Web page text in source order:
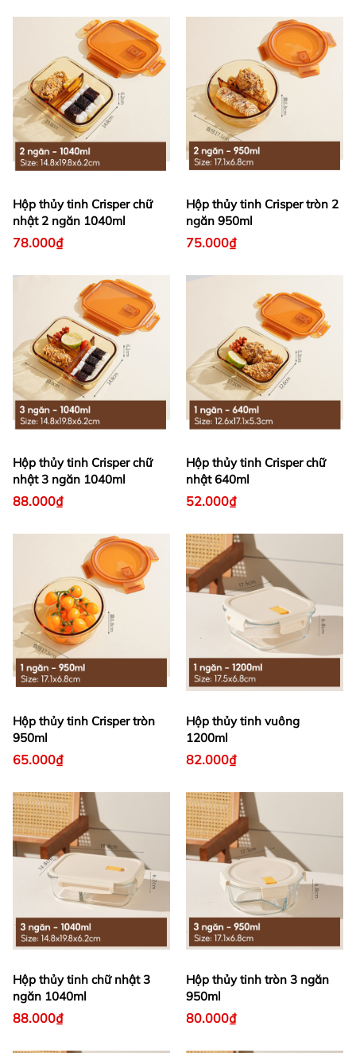
Hộp thủy tinh Crisper chữ
nhật 2 ngăn 1040ml
78.000₫
Hộp thủy tinh Crisper tròn 2
ngăn 950ml
75.000₫
Hộp thủy tinh Crisper chữ
nhật 3 ngăn 1040ml
88.000₫
Hộp thủy tinh Crisper chữ
nhật 640ml
52.000₫
Hộp thủy tinh Crisper tròn
950ml
65.000₫
Hộp thủy tinh vuông
1200ml
82.000₫
Hộp thủy tinh chữ nhật 3
ngăn 1040ml
88.000₫
Hộp thủy tinh tròn 3 ngăn
950ml
80.000₫